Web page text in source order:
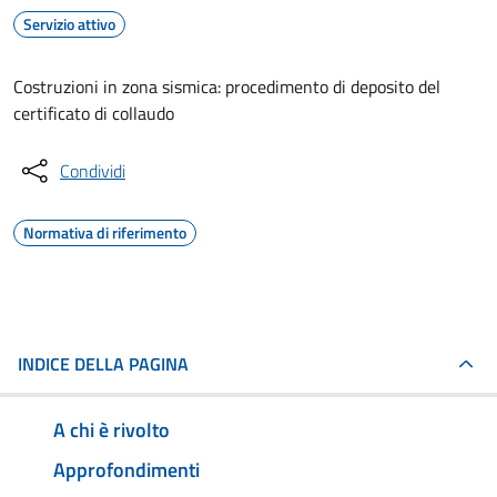
Servizio attivo
Costruzioni in zona sismica: procedimento di deposito del
certificato di collaudo
Condividi
Normativa di riferimento
INDICE DELLA PAGINA
A chi è rivolto
Approfondimenti